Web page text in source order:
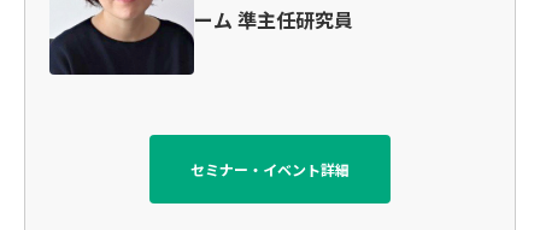
ーム 準主任研究員
セミナー・イベント詳細